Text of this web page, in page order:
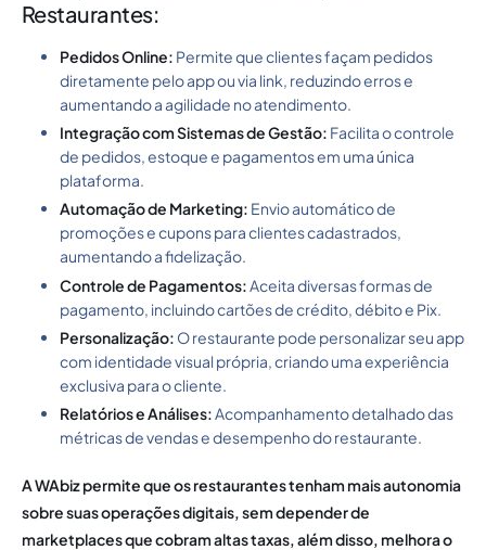
Restaurantes:
Pedidos Online: Permite que clientes façam pedidos
diretamente pelo app ou via link, reduzindo erros e
aumentando a agilidade no atendimento.
Integração com Sistemas de Gestão: Facilita o controle
de pedidos, estoque e pagamentos em uma única
plataforma.
Automação de Marketing: Envio automático de
promoções e cupons para clientes cadastrados,
aumentando a fidelização.
Controle de Pagamentos: Aceita diversas formas de
pagamento, incluindo cartões de crédito, débito e Pix.
Personalização: O restaurante pode personalizar seu app
com identidade visual própria, criando uma experiência
exclusiva para o cliente.
Relatórios e Análises:Acompanhamento detalhado das
métricas de vendas e desempenho do restaurante.
A WAbiz permite que os restaurantes tenham mais autonomia
sobre suas operações digitais, sem depender de
marketplaces que cobram altas taxas, além disso, melhora o